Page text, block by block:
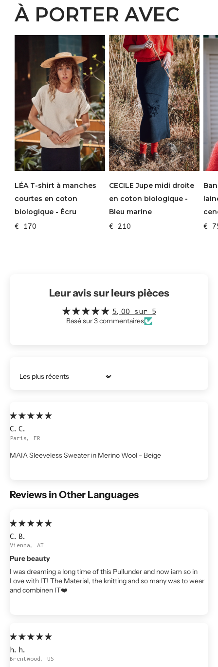
À PORTER AVEC
LÉA T-shirt à manches
courtes en coton
biologique - Écru
€ 170
CECILE Jupe midi droite
en coton biologique -
Bleu marine
€ 210
€
Leur avis sur leurs pièces
5,00 sur 5
Basé sur 3 commentaires
Trier par
C.C.
Paris, FR
MAIA Sleeveless Sweater in Merino Wool - Beige
Reviews in Other Languages
C.B.
Vienna, AT
Pure beauty
I was dreaming a long time of this Pullunder and now iam so in
Love with IT! The Material, the knitting and so many was to wear
and combinen IT❤️
h.h.
Brentwood, US